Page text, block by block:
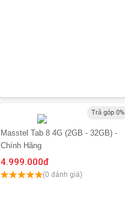
Trả góp 0%
Masstel Tab 8 4G (2GB - 32GB) -
Chính Hãng
4.999.000đ
(0 đánh giá)